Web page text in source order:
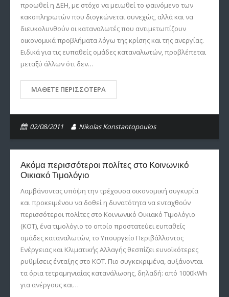
προωθεί η ΔΕΗ, με στόχο να μειωθεί το φαινόμενο των
κακοπληρωτών που διογκώνεται συνεχώς, αλλά και να
διευκολυνθούν οι καταναλωτές που αντιμετωπίζουν
οικονομικά προβλήματα λόγω της κρίσης και της ανεργίας.
Ειδικά για τις ευπαθείς ομάδες καταναλωτών, προβλέπεται
μεταξύ άλλων ότι δεν…
ΜΆΘΕΤΕ ΠΕΡΙΣΣΌΤΕΡΑ
02/08/2011 Nikolas Konstantopoulos
Ακόμα περισσότεροι πολίτες στο Κοινωνικό
Οικιακό Τιμολόγιο
Λαμβάνοντας υπόψη την τρέχουσα οικονομική συγκυρία
και προκειμένου να δοθεί η δυνατότητα να ενταχθούν
περισσότεροι πολίτες στο Κοινωνικό Οικιακό Τιμολόγιο
(ΚΟΤ), ένα τιμολόγιο το οποίο προστατεύει ευπαθείς
ομάδες καταναλωτών, το Υπουργείο Περιβάλλοντος
Ενέργειας και Κλιματικής Αλλαγής θεσπίζει ευνοϊκότερες
ρυθμίσεις ένταξης στο ΚΟΤ. Πιο συγκεκριμένα, αυξάνονται
τα όρια τετραμηνιαίας κατανάλωσης, δηλαδή: από 1000kWh
για ανέργους και…